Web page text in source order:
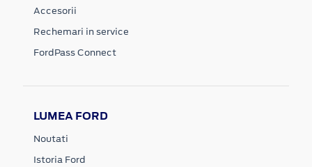
Accesorii
Rechemari in service
FordPass Connect
LUMEA FORD
Noutati
Istoria Ford